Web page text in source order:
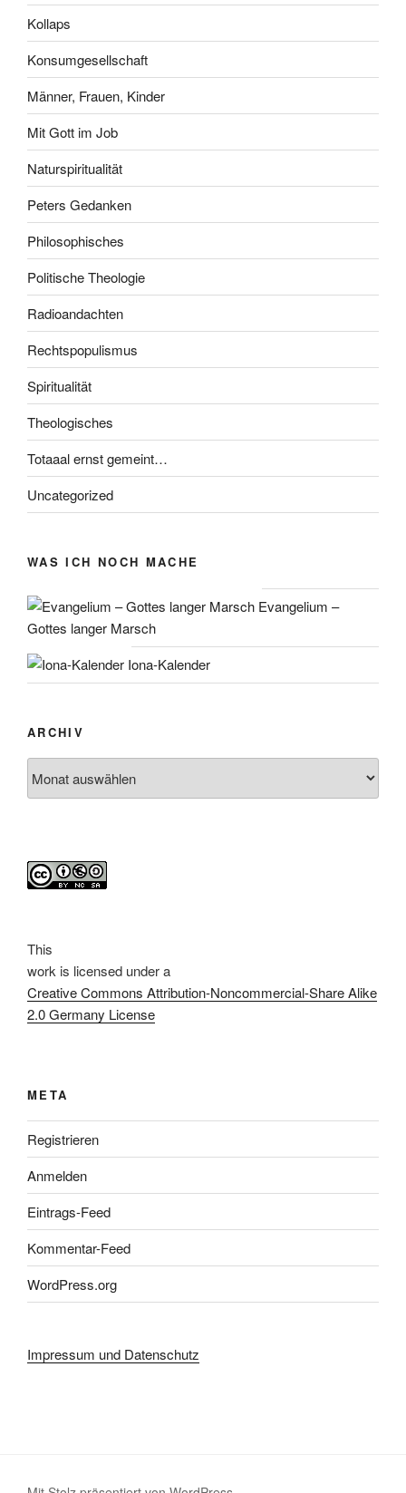
Kollaps
Konsumgesellschaft
Männer, Frauen, Kinder
Mit Gott im Job
Naturspiritualität
Peters Gedanken
Philosophisches
Politische Theologie
Radioandachten
Rechtspopulismus
Spiritualität
Theologisches
Totaaal ernst gemeint…
Uncategorized
WAS ICH NOCH MACHE
Evangelium –
Gottes langer Marsch
Iona-Kalender
ARCHIV
This
work is licensed under a
Creative Commons Attribution-Noncommercial-Share Alike
2.0 Germany License
META
Registrieren
Anmelden
Eintrags-Feed
Kommentar-Feed
WordPress.org
Impressum und Datenschutz